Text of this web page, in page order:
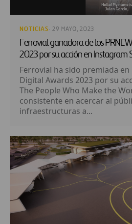
NOTICIAS · 29 MAYO, 2023
Ferrovial ganadora de los
2023 por su acción en Instagram
Ferrovial ha sido premiada en
Digital Awards 2023 por su
The People Who Make the
consistente en acercar al
infraestructuras a...